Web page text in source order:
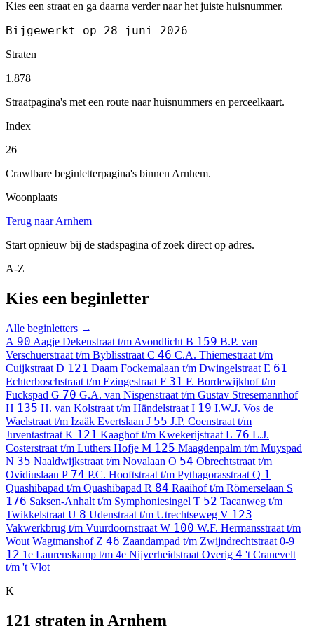
Kies een straat en ga daarna verder naar het juiste huisnummer.
Bijgewerkt op 28 juni 2026
Straten
1.878
Straatpagina's met een route naar huisnummers en perceelkaart.
Index
26
Crawlbare beginletterpagina's binnen Arnhem.
Woonplaats
Terug naar Arnhem
Start opnieuw bij de stadspagina of zoek direct op adres.
A-Z
Kies een beginletter
Alle beginletters →
A 90 Aagje Dekenstraat t/m Avondlicht B 159 B.P. van
Verschuerstraat t/m Byblisstraat C 46 C.A. Thiemestraat t/m
Cuijkstraat D 121 Daam Fockemalaan t/m Dwingelstraat E 61
Echterboschstraat t/m Ezingestraat F 31 F. Bordewijkhof t/m
Fuckspad G 70 G.A. van Nispenstraat t/m Gustav Stresemannhof
H 135 H. van Kolstraat t/m Händelstraat I 19 I.W.J. Vos de
Waelstraat t/m Izaäk Evertslaan J 55 J.P. Coenstraat t/m
Juventastraat K 121 Kaaghof t/m Kwekerijstraat L 76 L.J.
Costerstraat t/m Luthers Hofje M 125 Maagdenpalm t/m Muyspad
N 35 Naaldwijkstraat t/m Novalaan O 54 Obrechtstraat t/m
Ovidiuslaan P 74 P.C. Hooftstraat t/m Pythagorasstraat Q 1
Quashibapad t/m Quashibapad R 84 Raaihof t/m Römerselaan S
176 Saksen-Anhalt t/m Symphoniesingel T 52 Tacanweg t/m
Twikkelstraat U 8 Udenstraat t/m Utrechtseweg V 123
Vakwerkbrug t/m Vuurdoornstraat W 100 W.F. Hermansstraat t/m
Wout Wagtmanshof Z 46 Zaandampad t/m Zwijndrechtstraat 0-9
12 1e Laurenskamp t/m 4e Nijverheidstraat Overig 4 't Cranevelt
t/m 't Vlot
K
121 straten in Arnhem